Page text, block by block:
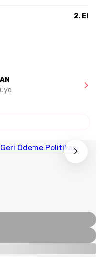
2. El
Ödeme Politikası